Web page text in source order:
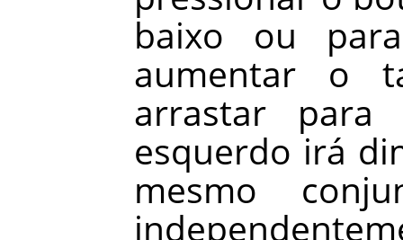
baixo ou
aumentar o
arrastar
esquerdo irá
mesmo